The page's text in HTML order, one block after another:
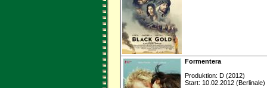
Formentera
Produktion: D (2012)
Start: 10.02.2012 (Berlinale)